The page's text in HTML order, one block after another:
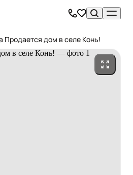
Продается дом в селе Конь!